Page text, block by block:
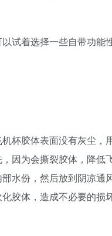
试着选择一些自带功能
杯胶体表面没有灰尘，
因为会撕裂胶体，降低
水份，然后放到阴凉通
胶体，造成不必要的损